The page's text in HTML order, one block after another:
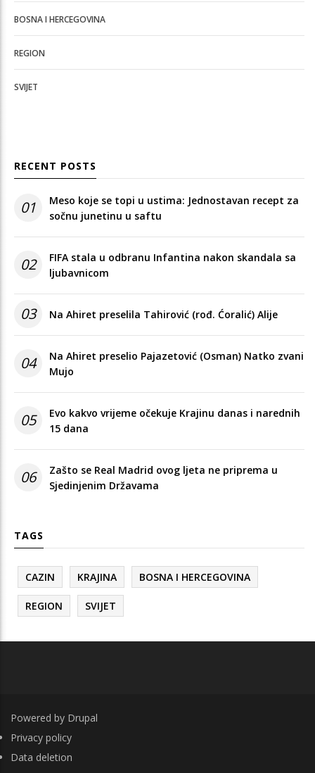
BOSNA I HERCEGOVINA
REGION
SVIJET
RECENT POSTS
01
Meso koje se topi u ustima: Jednostavan recept za
sočnu junetinu u saftu
02
FIFA stala u odbranu Infantina nakon skandala sa
ljubavnicom
03 Na Ahiret preselila Tahirović (rođ. Ćoralić) Alije
04
Na Ahiret preselio Pajazetović (Osman) Natko zvani
Mujo
05
Evo kakvo vrijeme očekuje Krajinu danas i narednih
15 dana
06
Zašto se Real Madrid ovog ljeta ne priprema u
Sjedinjenim Državama
TAGS
CAZIN KRAJINA BOSNA I HERCEGOVINA
REGION SVIJET
Powered by Drupal
FOOTER
Privacy policy
Data deletion